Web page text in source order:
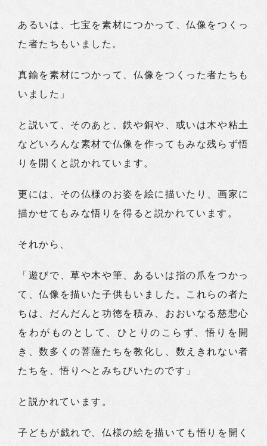
あるいは、七宝を素材につかって、仏像をつくっ
た者たちもいました。
真鍮を素材につかって、仏像をつくった者たちも
いました」
と説いて、そのあと、鉄や銅や、或いは木や粘土
などいろんな素材で仏像を作ってもみな残らず悟
りを開くと説かれています。
更には、その仏様のお姿を絵に描いたり、画家に
描かせてもみな悟りを得ると説かれています。
それから、
「遊びで、草や木や筆、あるいは指の爪をつかっ
て、仏像を描いた子供もいました。これらの者た
ちは、だんだんと功徳を積み、おおいなる慈悲心
をわがものとして、ひとりのこらず、悟りを開
き、数多くの菩薩たちを教化し、数えきれない者
たちを、悟りへとみちびいたのです」
と説かれています。
子どもが戯れで、仏様の絵を描いても悟りを開く